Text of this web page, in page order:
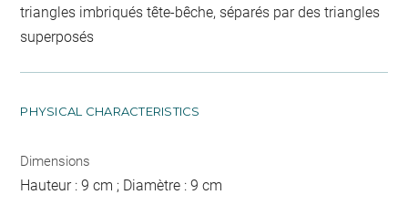
triangles imbriqués tête-bêche, séparés par des triangles
superposés
PHYSICAL CHARACTERISTICS
Dimensions
Hauteur : 9 cm ; Diamètre : 9 cm